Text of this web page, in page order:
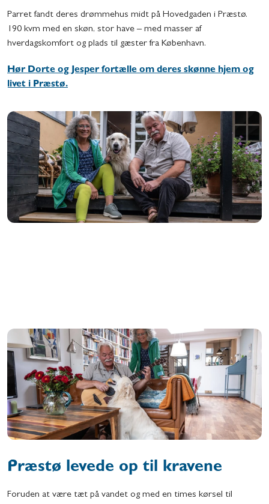
Parret fandt deres drømmehus midt på Hovedgaden i Præstø.
190 kvm med en skøn, stor have – med masser af
hverdagskomfort og plads til gæster fra København.
Hør Dorte og Jesper fortælle om deres skønne hjem og
livet i Præstø.
Præstø levede op til kravene
Foruden at være tæt på vandet og med en times kørsel til